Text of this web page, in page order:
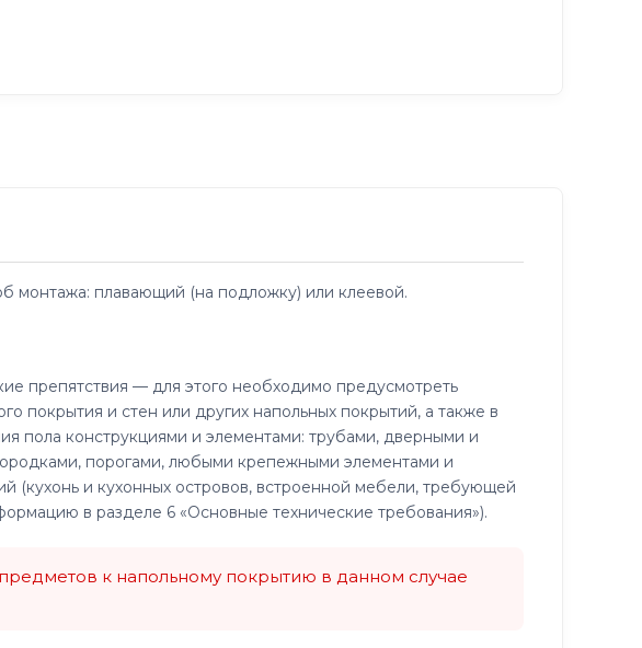
монтажа: плавающий (на подложку) или клеевой.
препятствия — для этого необходимо предусмотреть
покрытия и стен или других напольных покрытий, а также в
пола конструкциями и элементами: трубами, дверными и
порогами, любыми крепежными элементами и
(кухонь и кухонных островов, встроенной мебели, требующей
в разделе 6 «Основные технические требования»).
к напольному покрытию в данном случае